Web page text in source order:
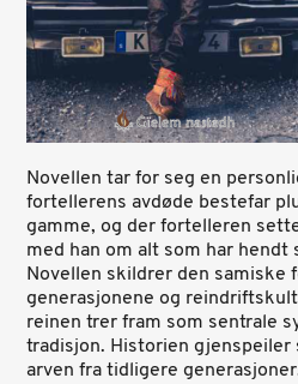
Novellen tar for seg en
fortellerens avdøde bestefar
gamme, og der fortelleren
med han om alt som har hendt
Novellen skildrer den samiske
generasjonene og
reinen trer fram som sentrale
tradisjon. Historien
arven fra tidligere